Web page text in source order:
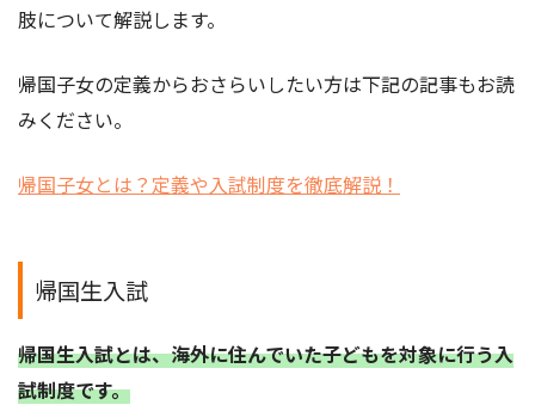
肢について解説します。
帰国子女の定義からおさらいしたい方は下記の記事もお読
みください。
帰国子女とは？定義や入試制度を徹底解説！
帰国生入試
帰国生入試とは、海外に住んでいた子どもを対象に行う入
試制度です。